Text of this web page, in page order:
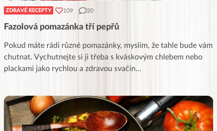
ZDRAVÉ RECEPTY 109 20
Fazolová pomazánka tří pepřů
Pokud máte rádi různé pomazánky, myslím, že tahle bude vám
chutnat. Vychutnejte si ji třeba s kváskovým chlebem nebo
plackami jako rychlou a zdravou svačin...